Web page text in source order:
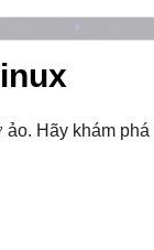
Hãy khám